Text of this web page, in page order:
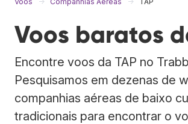
Voos baratos
Encontre voos da TAP no
Pesquisamos em dezenas de
companhias aéreas de baixo
tradicionais para encontrar o